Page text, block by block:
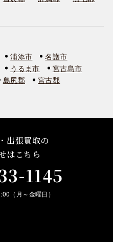
浦添市
名護市
うるま市
宮古島市
島尻郡
宮古郡
出張買取の
はこちら
1145
（月～金曜日）